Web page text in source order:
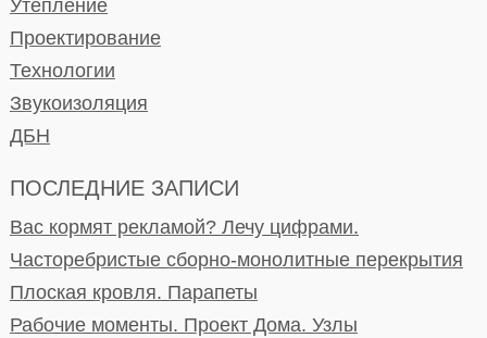
Утепление
Проектирование
Технологии
Звукоизоляция
ДБН
ПОСЛЕДНИЕ ЗАПИСИ
Вас кормят рекламой? Лечу цифрами.
Часторебристые сборно-монолитные перекрытия
Плоская кровля. Парапеты
Рабочие моменты. Проект Дома. Узлы